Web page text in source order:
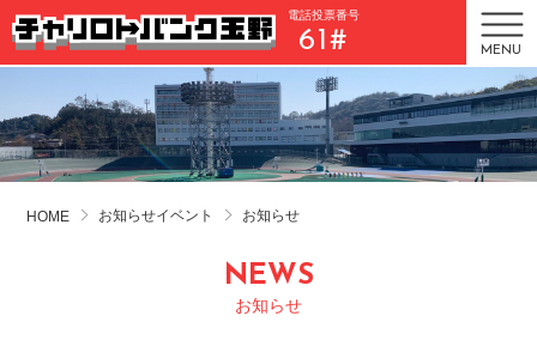
電話投票番号
61# MENU
HOME お知らせイベント お知らせ
NEWS
お知らせ